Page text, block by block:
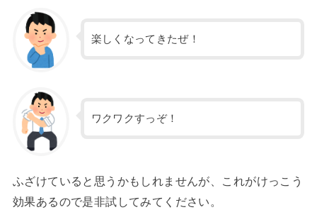
楽しくなってきたぜ！
ワクワクすっぞ！
ふざけていると思うかもしれませんが、これがけっこう
効果あるので是非試してみてください。